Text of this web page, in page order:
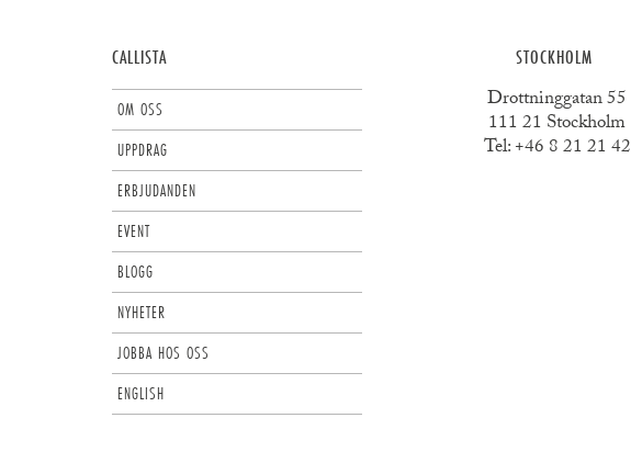
CALLISTA
OM OSS
UPPDRAG
ERBJUDANDEN
EVENT
BLOGG
NYHETER
JOBBA HOS OSS
ENGLISH
STOCKHOLM
Drottninggatan 55
111 21 Stockholm
Tel:+46 8 21 21 42